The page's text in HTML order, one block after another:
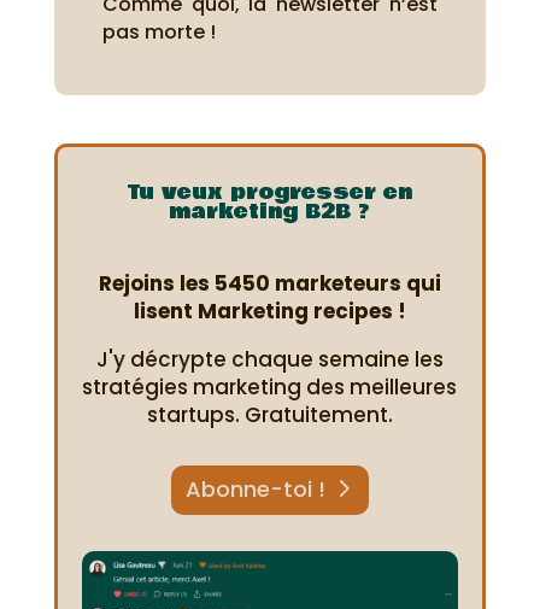
pas morte !
Tu veux progresser en
marketing B2B ?
Rejoins les 5450 marketeurs qui
lisent Marketing recipes !
J'y décrypte chaque semaine les
stratégies marketing des meilleures
startups. Gratuitement.
Abonne-toi !